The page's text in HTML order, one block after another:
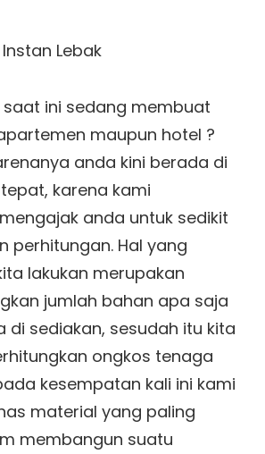
ini sedang membuat
maupun hotel ?
anda kini berada di
karena kami
anda untuk sedikit
perhitungan. Hal yang
lakukan merupakan
jumlah bahan apa saja
di sediakan, sesudah itu kita
ongkos tenaga
kesempatan kali ini kami
material yang paling
membangun suatu